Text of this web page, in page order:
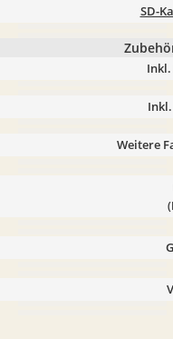
SD-
Weitere